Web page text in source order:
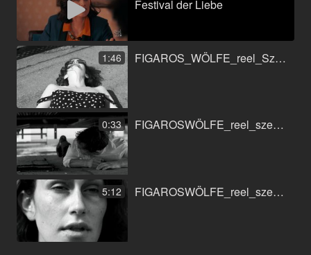
Festival der Liebe
1:46 FIGAROS_WÖLFE_reel_Szene1_1.mp4
0:33 FIGAROSWÖLFE_reel_szene2.mp4
5:12 FIGAROSWÖLFE_reel_szene3.mp4